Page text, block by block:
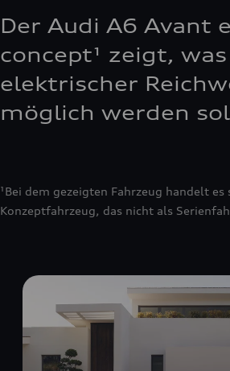
Der Audi A6 Avant
concept¹ zeigt,
elektrischer
möglich werden
¹Bei dem gezeigten Fahrzeug handelt es
Konzeptfahrzeug, das nicht als